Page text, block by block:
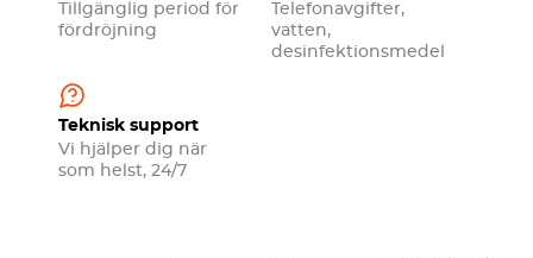
Tillgänglig period för
fördröjning
Telefonavgifter,
vatten,
desinfektionsmedel
Teknisk support
Vi hjälper dig när
som helst, 24/7